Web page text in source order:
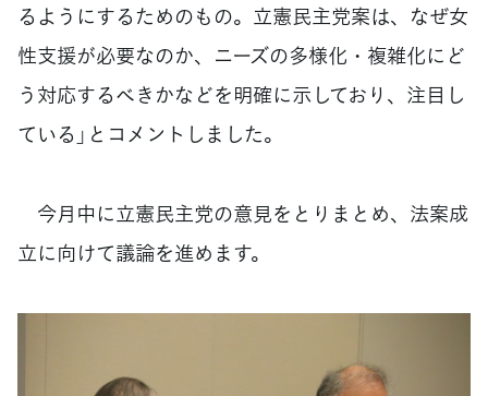
るようにするためのもの。立憲民主党案は、なぜ女
性支援が必要なのか、ニーズの多様化・複雑化にど
う対応するべきかなどを明確に示しており、注目し
ている」とコメントしました。
今月中に立憲民主党の意見をとりまとめ、法案成
立に向けて議論を進めます。